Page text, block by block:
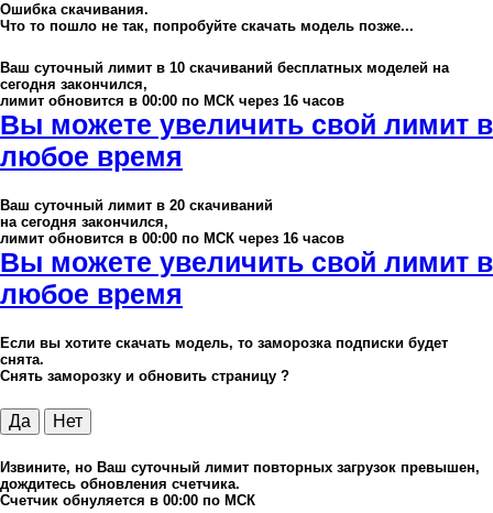
Ошибка скачивания.
Что то пошло не так, попробуйте скачать модель позже...
Ваш суточный лимит в 10 скачиваний бесплатных моделей на
сегодня закончился,
лимит обновится в 00:00 по МСК через 16 часов
Вы можете увеличить свой лимит в
любое время
Ваш суточный лимит в 20 скачиваний
на сегодня закончился,
лимит обновится в 00:00 по МСК через 16 часов
Вы можете увеличить свой лимит в
любое время
Если вы хотите скачать модель, то заморозка подписки будет
снята.
Снять заморозку и обновить страницу ?
Да Нет
Извините, но Ваш суточный лимит повторных загрузок превышен,
дождитесь обновления счетчика.
Счетчик обнуляется в 00:00 по МСК